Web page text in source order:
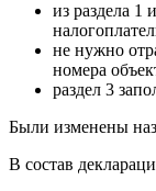
из раздела 1
не нужно
номера
раздел 3
Были изменены
В состав